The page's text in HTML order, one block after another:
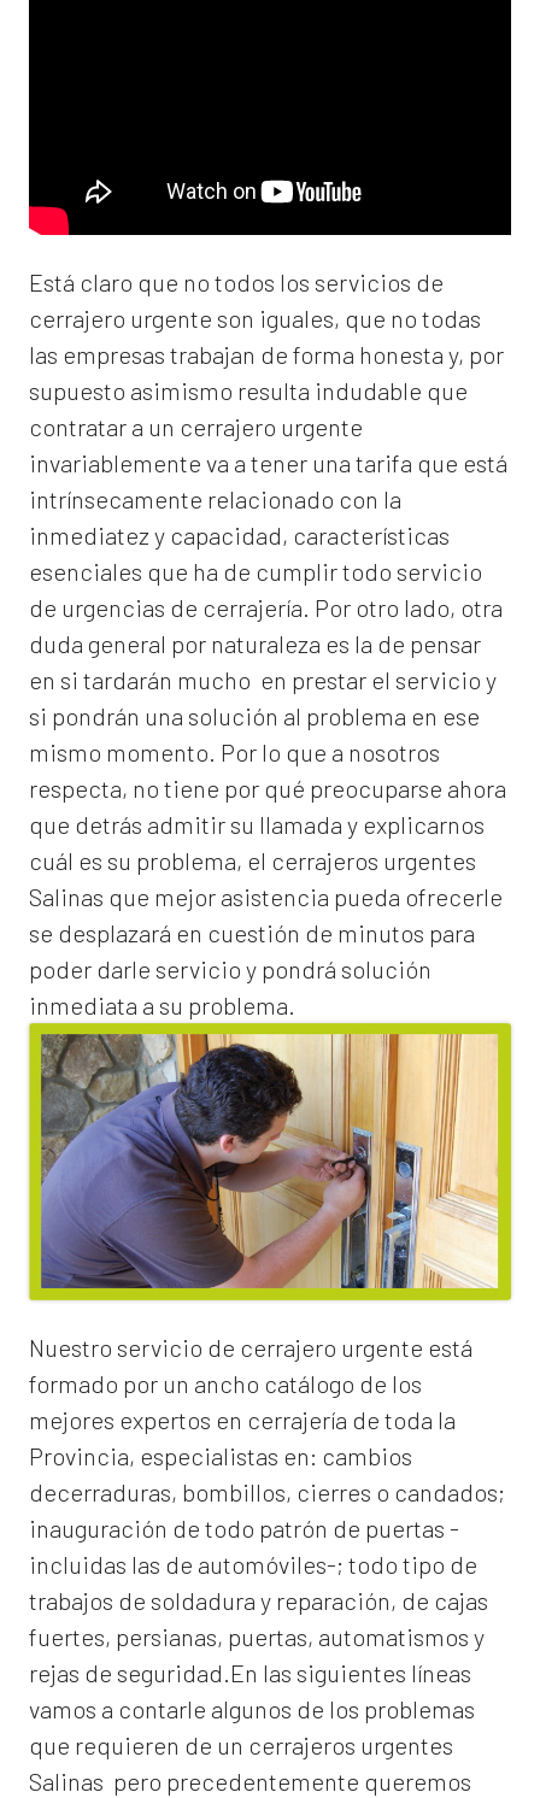
Está claro que no todos los servicios de
cerrajero urgente son iguales, que no todas
las empresas trabajan de forma honesta y, por
supuesto asimismo resulta indudable que
contratar a un cerrajero urgente
invariablemente va a tener una tarifa que está
intrínsecamente relacionado con la
inmediatez y capacidad, características
esenciales que ha de cumplir todo servicio
de urgencias de cerrajería. Por otro lado, otra
duda general por naturaleza es la de pensar
en si tardarán mucho en prestar el servicio y
si pondrán una solución al problema en ese
mismo momento. Por lo que a nosotros
respecta, no tiene por qué preocuparse ahora
que detrás admitir su llamada y explicarnos
cuál es su problema, el cerrajeros urgentes
Salinas que mejor asistencia pueda ofrecerle
se desplazará en cuestión de minutos para
poder darle servicio y pondrá solución
inmediata a su problema.
Nuestro servicio de cerrajero urgente está
formado por un ancho catálogo de los
mejores expertos en cerrajería de toda la
Provincia, especialistas en: cambios
decerraduras, bombillos, cierres o candados;
inauguración de todo patrón de puertas -
incluidas las de automóviles-; todo tipo de
trabajos de soldadura y reparación, de cajas
fuertes, persianas, puertas, automatismos y
rejas de seguridad.En las siguientes líneas
vamos a contarle algunos de los problemas
que requieren de un cerrajeros urgentes
Salinas pero precedentemente queremos